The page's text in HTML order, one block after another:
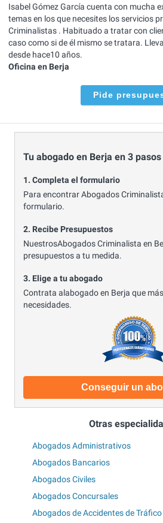
Isabel Gómez García cuenta con mucha
temas en los que necesites los servicios
Criminalistas . Habituado a tratar con
caso como si de él mismo se tratara.
desde hace10 años.
Oficina en Berja
Pide
Tu abogado en Berja en 3 pasos
1. Completa el formulario
Para encontrar Abogados
formulario.
2. Recibe Presupuestos
NuestrosAbogados Criminalista en
presupuestos a tu medida.
3. Elige a tu abogado
Contrata alabogado en Berja que
necesidades.
Conseguir un
Otras
Abogados Administrativos
Abogados Bancarios
Abogados Civiles
Abogados Concursales
Abogados de Accidentes de Tráfico